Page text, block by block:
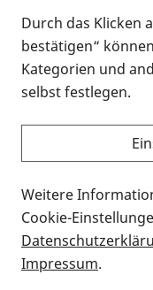
Vorlesen
Alle
Formaten an
Sie möchten
suchen und
können? Schauen
Thema
für blinde und
Auf dieser Seite
Durch das Klicken
bestätigen“
Kategorien und
selbst festlegen.
Weitere
Cookie-
Impressum.